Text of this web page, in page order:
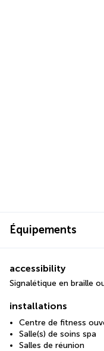
Équipements
accessibility
Signalétique en braille
installations
Centre de fitness
Salle(s) de soins spa
Salles de réunion